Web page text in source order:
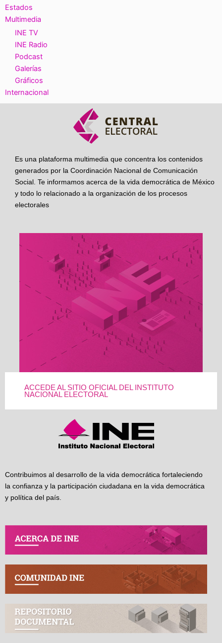
Estados
Multimedia
INE TV
INE Radio
Podcast
Galerías
Gráficos
Internacional
Es una plataforma multimedia que concentra los contenidos
generados por la Coordinación Nacional de Comunicación
Social. Te informamos acerca de la vida democrática de México
y todo lo relacionado a la organización de los procesos
electorales
ACCEDE AL SITIO OFICIAL DEL INSTITUTO
NACIONAL ELECTORAL
Contribuimos al desarrollo de la vida democrática fortaleciendo
la confianza y la participación ciudadana en la vida democrática
y política del país.